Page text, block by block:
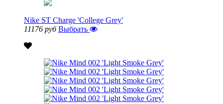
Nike ST Charge 'College Grey'
11176 руб Выбрать